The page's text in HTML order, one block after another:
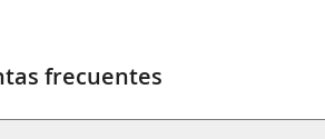
frecuentes